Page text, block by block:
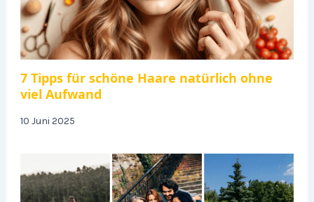
7 Tipps für schöne Haare natürlich ohne
viel Aufwand
10 Juni 2025